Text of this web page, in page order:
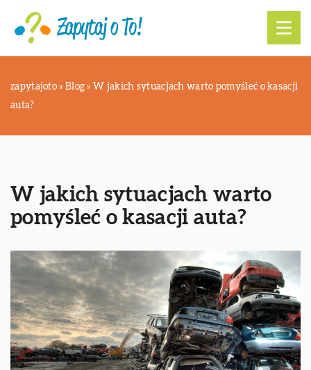
zapytajoto » Blog » W jakich sytuacjach warto pomyśleć o kasacji
auta?
W jakich sytuacjach warto
pomyśleć o kasacji auta?